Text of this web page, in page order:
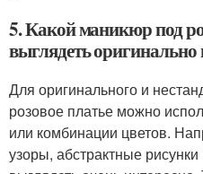
5. Какой маникюр под
выглядеть оригинально
Для оригинального и
розовое платье можно
или комбинации цветов.
узоры, абстрактные